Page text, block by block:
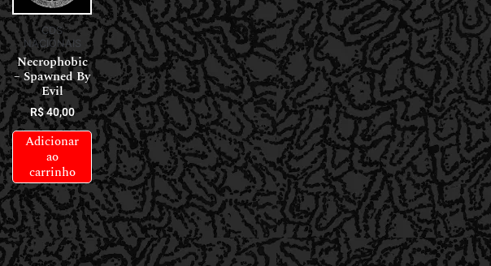
CDS
NACIONAIS
Necrophobic
– Spawned By
Evil
R$40,00
Adicionar
ao
carrinho